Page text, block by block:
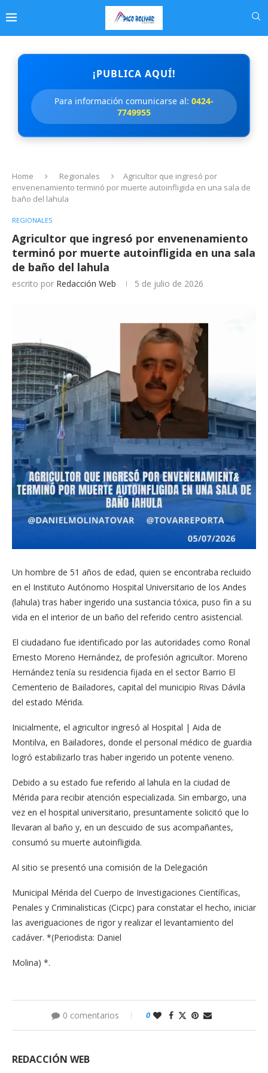
¡PUBLICA AQUÍ!
Para información comunicarse al: 0424-
7749955
Home Regionales
Agricultor que ingresó por
envenenamiento terminó por muerte autoinfligida en una sala de
baño del lahula
REGIONALES
Agricultor que ingresó por envenenamiento
terminó por muerte autoinfligida en una sala
de baño del lahula
escrito por Redacción Web 5 de julio de 2026
Un hombre de 51 años de edad, quien se encontraba recluido
en el Instituto Autónomo Hospital Universitario de los Andes
(lahula) tras haber ingerido una sustancia tóxica, puso fin a su
vida en el interior de un baño del referido centro asistencial.
El ciudadano fue identificado por las autoridades como Ronal
Ernesto Moreno Hernández, de profesión agricultor. Moreno
Hernández tenía su residencia fijada en el sector Barrio El
Cementerio de Bailadores, capital del municipio Rivas Dávila
del estado Mérida.
Inicialmente, el agricultor ingresó al Hospital | Aida de
Montilva, en Bailadores, donde el personal médico de guardia
logró estabilizarlo tras haber ingerido un potente veneno.
Debido a su estado fue referido al lahula en la ciudad de
Mérida para recibir atención especializada. Sin embargo, una
vez en el hospital universitario, presuntamente solicitó que lo
llevaran al baño y, en un descuido de sus acompañantes,
consumó su muerte autoinfligida.
Al sitio se presentó una comisión de la Delegación
Municipal Mérida del Cuerpo de Investigaciones Científicas,
Penales y Criminalisticas (Cicpc) para constatar el hecho, iniciar
las averiguaciones de rigor y realizar el levantamiento del
cadáver. *(Periodista: Daniel
Molina) *.
0 comentarios 0
REDACCIÓN WEB